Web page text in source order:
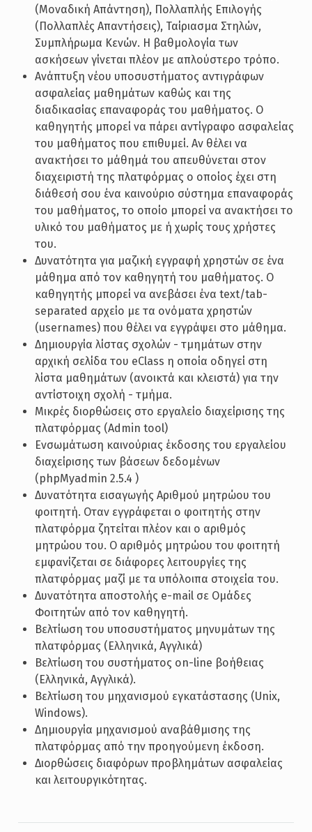
(Μοναδική Απάντηση), Πολλαπλής Επιλογής
(Πολλαπλές Απαντήσεις), Ταίριασμα Στηλών,
Συμπλήρωμα Κενών. Η βαθμολογία των
ασκήσεων γίνεται πλέον με απλούστερο τρόπο.
Ανάπτυξη νέου υποσυστήματος αντιγράφων
ασφαλείας μαθημάτων καθώς και της
διαδικασίας επαναφοράς του μαθήματος. Ο
καθηγητής μπορεί να πάρει αντίγραφο ασφαλείας
του μαθήματος που επιθυμεί. Αν θέλει να
ανακτήσει το μάθημά του απευθύνεται στον
διαχειριστή της πλατφόρμας ο οποίος έχει στη
διάθεσή σου ένα καινούριο σύστημα επαναφοράς
του μαθήματος, το οποίο μπορεί να ανακτήσει το
υλικό του μαθήματος με ή χωρίς τους χρήστες
του.
Δυνατότητα για μαζική εγγραφή χρηστών σε ένα
μάθημα από τον καθηγητή του μαθήματος. Ο
καθηγητής μπορεί να ανεβάσει ένα text/tab-
separated αρχείο με τα ονόματα χρηστών
(usernames) που θέλει να εγγράψει στο μάθημα.
Δημιουργία λίστας σχολών - τμημάτων στην
αρχική σελίδα του eClass η οποία οδηγεί στη
λίστα μαθημάτων (ανοικτά και κλειστά) για την
αντίστοιχη σχολή - τμήμα.
Μικρές διορθώσεις στο εργαλείο διαχείρισης της
πλατφόρμας (Admin tool)
Ενσωμάτωση καινούριας έκδοσης του εργαλείου
διαχείρισης των βάσεων δεδομένων
(phpMyadmin 2.5.4 )
Δυνατότητα εισαγωγής Αριθμού μητρώου του
φοιτητή. Οταν εγγράφεται ο φοιτητής στην
πλατφόρμα ζητείται πλέον και ο αριθμός
μητρώου του. Ο αριθμός μητρώου του φοιτητή
εμφανίζεται σε διάφορες λειτουργίες της
πλατφόρμας μαζί με τα υπόλοιπα στοιχεία του.
Δυνατότητα αποστολής e-mail σε Ομάδες
Φοιτητών από τον καθηγητή.
Βελτίωση του υποσυστήματος μηνυμάτων της
πλατφόρμας (Ελληνικά, Αγγλικά)
Βελτίωση του συστήματος on-line βοήθειας
(Ελληνικά, Αγγλικά).
Βελτίωση του μηχανισμού εγκατάστασης (Unix,
Windows).
Δημιουργία μηχανισμού αναβάθμισης της
πλατφόρμας από την προηγούμενη έκδοση.
Διορθώσεις διαφόρων προβλημάτων ασφαλείας
και λειτουργικότητας.